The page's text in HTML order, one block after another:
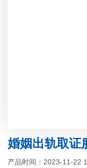
婚姻出轨取证
产品时间：2023-11-22